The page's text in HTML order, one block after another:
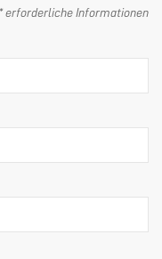
* erforderliche Informationen